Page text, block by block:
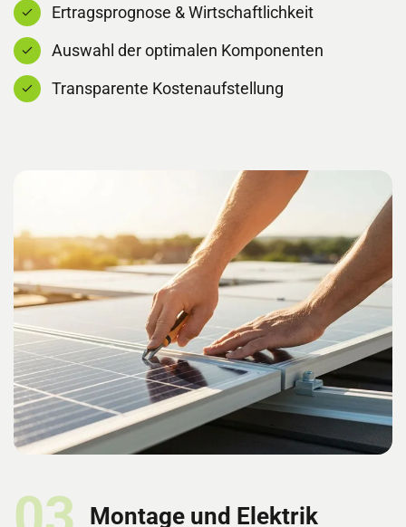
Ertragsprognose & Wirtschaftlichkeit
Auswahl der optimalen Komponenten
Transparente Kostenaufstellung
Montage und Elektrik